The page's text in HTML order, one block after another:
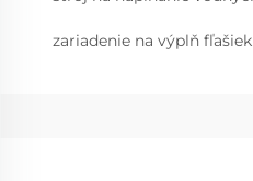
zariadenie na výplň fľašiek